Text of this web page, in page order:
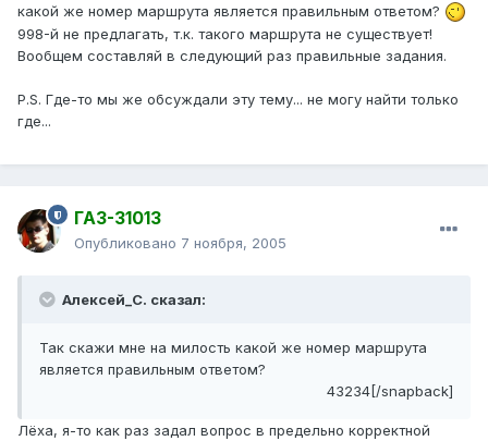
какой же номер маршрута является правильным ответом?
998-й не предлагать, т.к. такого маршрута не существует!
Вообщем составляй в следующий раз правильные задания.
P.S. Где-то мы же обсуждали эту тему... не могу найти только
где...
ГАЗ-31013
Опубликовано 7 ноября, 2005
Алексей_С. сказал:
Так скажи мне на милость какой же номер маршрута
является правильным ответом?
43234[/snapback]
Лёха, я-то как раз задал вопрос в предельно корректной